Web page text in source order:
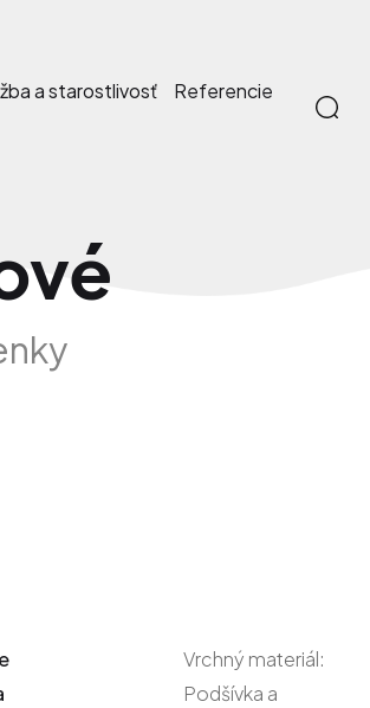
a starostlivosť
Referencie
Vrchný materiál:
Podšívka a